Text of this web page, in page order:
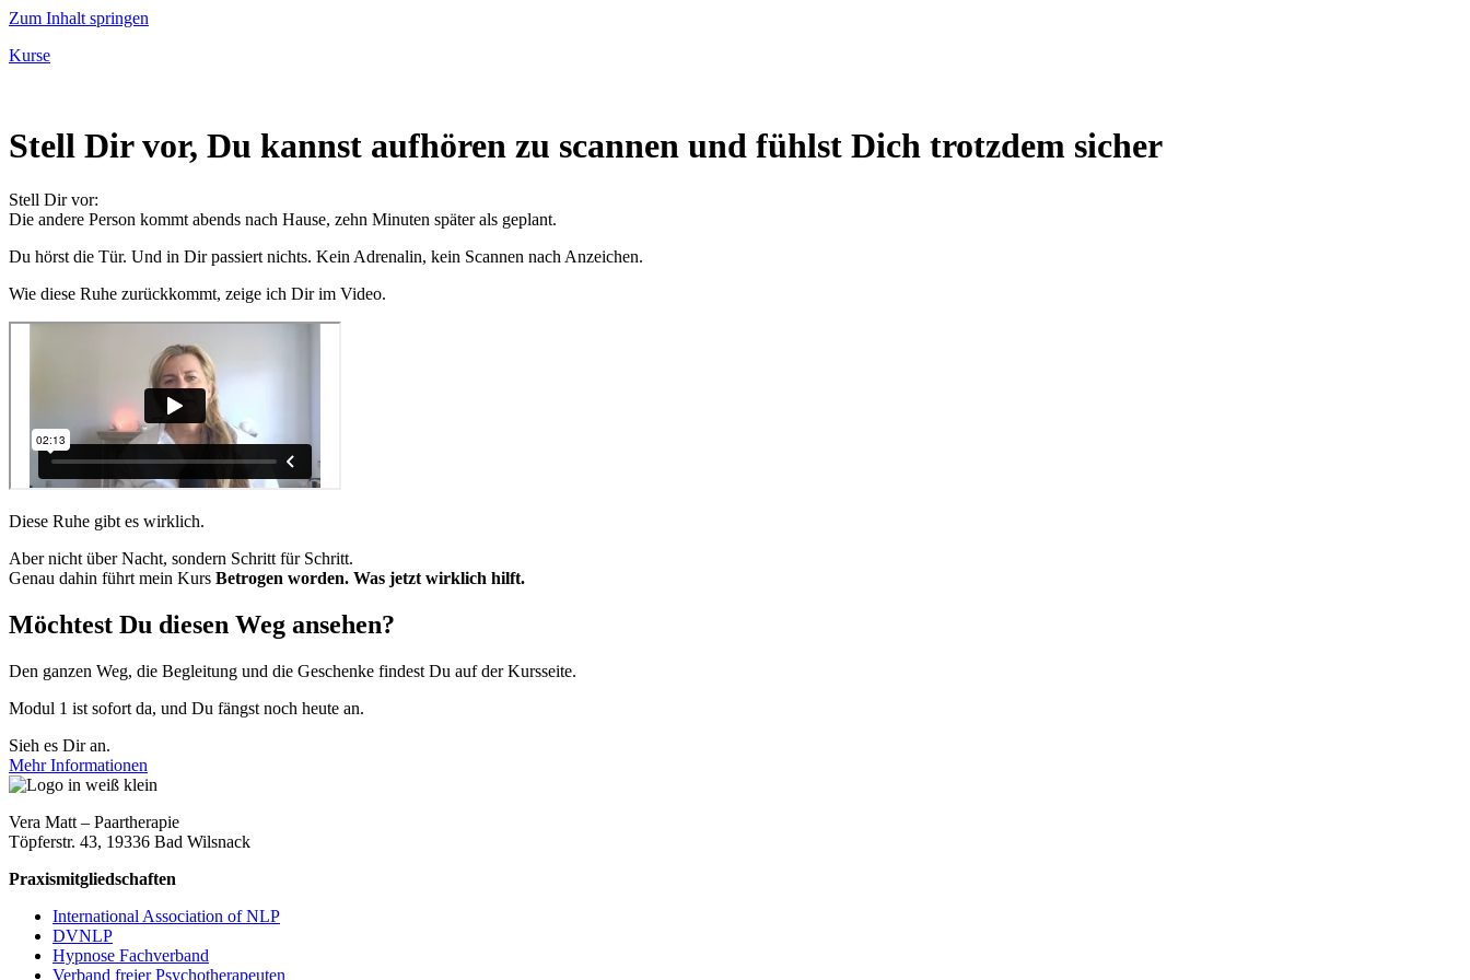
Zum Inhalt springen
Kurse
Stell Dir vor, Du kannst aufhören zu scannen und fühlst Dich trotzdem sicher
Stell Dir vor:
Die andere Person kommt abends nach Hause, zehn Minuten später als geplant.
Du hörst die Tür. Und in Dir passiert nichts. Kein Adrenalin, kein Scannen nach Anzeichen.
Wie diese Ruhe zurückkommt, zeige ich Dir im Video.
Diese Ruhe gibt es wirklich.
Aber nicht über Nacht, sondern Schritt für Schritt.
Genau dahin führt mein Kurs Betrogen worden. Was jetzt wirklich hilft.
Möchtest Du diesen Weg ansehen?
Den ganzen Weg, die Begleitung und die Geschenke findest Du auf der Kursseite.
Modul 1 ist sofort da, und Du fängst noch heute an.
Sieh es Dir an.
Mehr Informationen
Vera Matt – Paartherapie
Töpferstr. 43, 19336 Bad Wilsnack
Praxismitgliedschaften
International Association of NLP
DVNLP
Hypnose Fachverband
Verband freier Psychotherapeuten